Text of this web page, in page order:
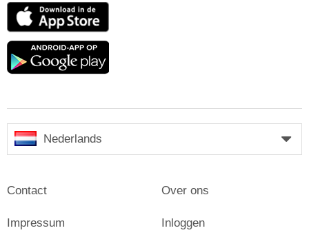
App
Google
Nederlands
Contact
Impressum
Over ons
Inloggen